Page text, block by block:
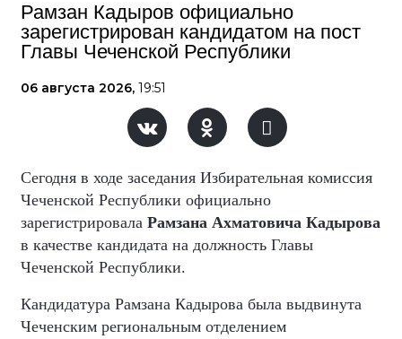
Рамзан Кадыров официально
зарегистрирован кандидатом на пост
Главы Чеченской Республики
06 августа 2026, 19:51
Сегодня в ходе заседания Избирательная комиссия
Чеченской Республики официально
зарегистрировала Рамзана Ахматовича Кадырова
в качестве кандидата на должность Главы
Чеченской Республики.
Кандидатура Рамзана Кадырова была выдвинута
Чеченским региональным отделением